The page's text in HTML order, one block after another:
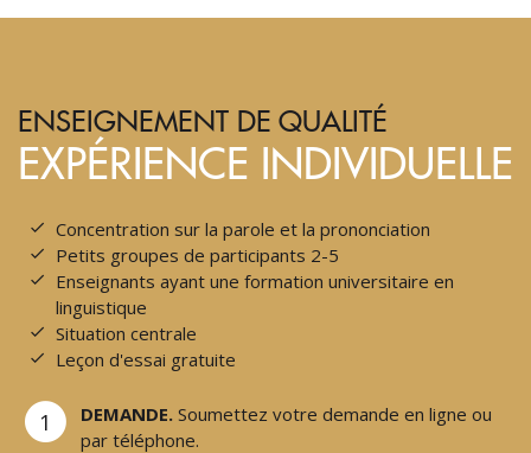
ENSEIGNEMENT DE QUALITÉ
EXPÉRIENCE INDIVIDUELLE
Concentration sur la parole et la prononciation
Petits groupes de participants 2-5
Enseignants ayant une formation universitaire en
linguistique
Situation centrale
Leçon d'essai gratuite
1 DEMANDE. Soumettez votre demande en ligne ou
par téléphone.